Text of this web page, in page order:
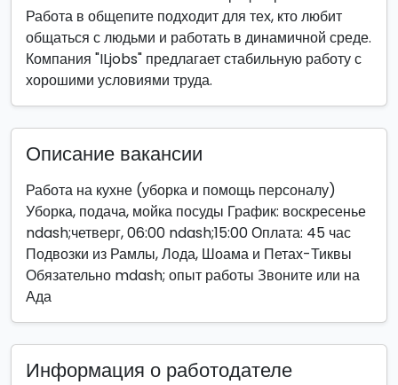
Работа в общепите подходит для тех, кто любит
общаться с людьми и работать в динамичной среде.
Компания "ILjobs" предлагает стабильную работу с
хорошими условиями труда.
Описание вакансии
Работа на кухне (уборка и помощь персоналу)
Уборка, подача, мойка посуды График: воскресенье
ndash;четверг, 06:00 ndash;15:00 Оплата: 45 час
Подвозки из Рамлы, Лода, Шоама и Петах-Тиквы
Обязательно mdash; опыт работы Звоните или на
Ада
Информация о работодателе